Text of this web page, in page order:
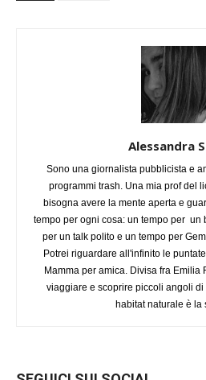
Alessandra
Sono una giornalista pubblicista e
programmi trash. Una mia prof del
bisogna avere la mente aperta e
tempo per ogni cosa: un tempo per un
per un talk polito e un tempo per
Potrei riguardare all'infinito le
Mamma per amica. Divisa fra Emilia
viaggiare e scoprire piccoli angoli
habitat naturale è la